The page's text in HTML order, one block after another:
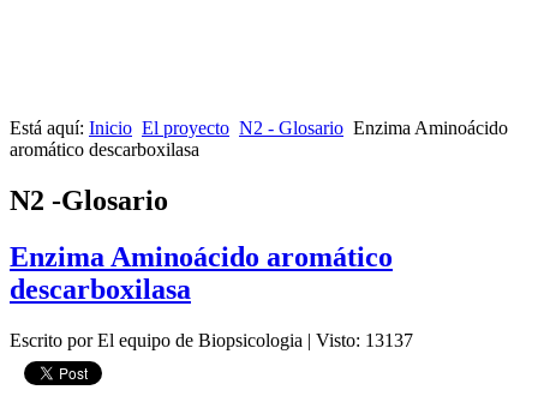
Está aquí: Inicio El proyecto N2 - Glosario Enzima Aminoácido
aromático descarboxilasa
N2 -Glosario
Enzima Aminoácido aromático
descarboxilasa
Escrito por El equipo de Biopsicologia | Visto: 13137